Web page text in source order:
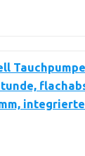
Tauchpumpe